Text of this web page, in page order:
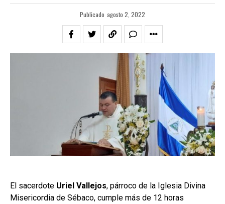
Publicado agosto 2, 2022
El sacerdote Uriel Vallejos, párroco de la Iglesia Divina
Misericordia de Sébaco, cumple más de 12 horas